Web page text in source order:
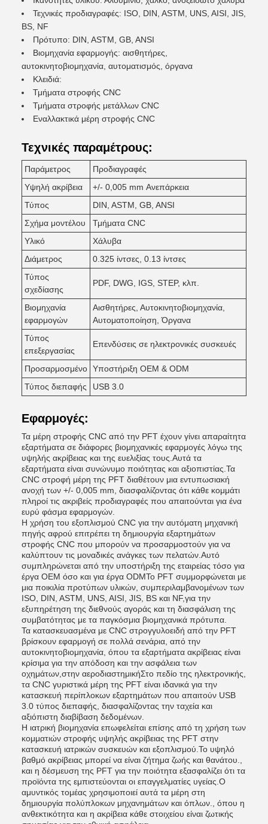
Τεχνικές προδιαγραφές: ISO, DIN, ASTM, UNS, AISI, JIS,
BS, NF
Πρότυπο: DIN, ASTM, GB, ANSI
Βιομηχανία εφαρμογής: αισθητήρες,
αυτοκινητοβιομηχανία, αυτοματισμός, όργανα
Κλειδιά:
Τμήματα στροφής CNC
Τμήματα στροφής μετάλλων CNC
Εναλλακτικά μέρη στροφής CNC
Τεχνικές παραμέτρους:
Παράμετρος
Προδιαγραφές
Υψηλή ακρίβεια
+/- 0,005 mm Ανεπάρκεια
Τύπος
DIN, ASTM, GB, ANSI
Σχήμα μοντέλου
Τμήματα CNC
Υλικό
Χάλυβα
Διάμετρος
0.325 ίντσες, 0.13 ίντσες
Τύπος
σχεδίασης
PDF, DWG, IGS, STEP, κλπ.
Βιομηχανία
εφαρμογών
Αισθητήρες, Αυτοκινητοβιομηχανία,
Αυτοματοποίηση, Όργανα
Τύπος
επεξεργασίας
Επενδύσεις σε ηλεκτρονικές συσκευές
Προσαρμοσμένο Υποστήριξη OEM & ODM
Τύπος διεπαφής
USB 3.0
Εφαρμογές:
Τα μέρη στροφής CNC από την PFT έχουν γίνει απαραίτητα
εξαρτήματα σε διάφορες βιομηχανικές εφαρμογές λόγω της
υψηλής ακρίβειας και της ευελιξίας τους.Αυτά τα
εξαρτήματα είναι συνώνυμο ποιότητας και αξιοπιστίας.Τα
CNC στροφή μέρη της PFT διαθέτουν μια εντυπωσιακή
ανοχή των +/- 0,005 mm, διασφαλίζοντας ότι κάθε κομμάτι
πληροί τις ακριβείς προδιαγραφές που απαιτούνται για ένα
ευρύ φάσμα εφαρμογών.
Η χρήση του εξοπλισμού CNC για την αυτόματη μηχανική
πηγής αφρού επιτρέπει τη δημιουργία εξαρτημάτων
στροφής CNC που μπορούν να προσαρμοστούν για να
καλύπτουν τις μοναδικές ανάγκες των πελατών.Αυτό
συμπληρώνεται από την υποστήριξη της εταιρείας τόσο για
έργα OEM όσο και για έργα ODMΤο PFT συμμορφώνεται με
μια ποικιλία προτύπων υλικών, συμπεριλαμβανομένων των
ISO, DIN, ASTM, UNS, AISI, JIS, BS και NF,για την
εξυπηρέτηση της διεθνούς αγοράς και τη διασφάλιση της
συμβατότητας με τα παγκόσμια βιομηχανικά πρότυπα.
Τα κατασκευασμένα με CNC στρογγυλοειδή από την PFT
βρίσκουν εφαρμογή σε πολλά σενάρια, από την
αυτοκινητοβιομηχανία, όπου τα εξαρτήματα ακρίβειας είναι
κρίσιμα για την απόδοση και την ασφάλεια των
οχημάτων,στην αεροδιαστημικήΣτο πεδίο της ηλεκτρονικής,
τα CNC γυριστικά μέρη της PFT είναι ιδανικά για την
κατασκευή περίπλοκων εξαρτημάτων που απαιτούν USB
3.0 τύπος διεπαφής, διασφαλίζοντας την ταχεία και
αξιόπιστη διαβίβαση δεδομένων.
Η ιατρική βιομηχανία επωφελείται επίσης από τη χρήση των
κομματιών στροφής υψηλής ακρίβειας της PFT στην
κατασκευή ιατρικών συσκευών και εξοπλισμού.Το υψηλό
βαθμό ακρίβειας μπορεί να είναι ζήτημα ζωής και θανάτου.,
και η δέσμευση της PFT για την ποιότητα εξασφαλίζει ότι τα
προϊόντα της εμπιστεύονται οι επαγγελματίες υγείας.Ο
αμυντικός τομέας χρησιμοποιεί αυτά τα μέρη στη
δημιουργία πολύπλοκων μηχανημάτων και όπλων., όπου η
ανθεκτικότητα και η ακρίβεια κάθε στοιχείου είναι ζωτικής